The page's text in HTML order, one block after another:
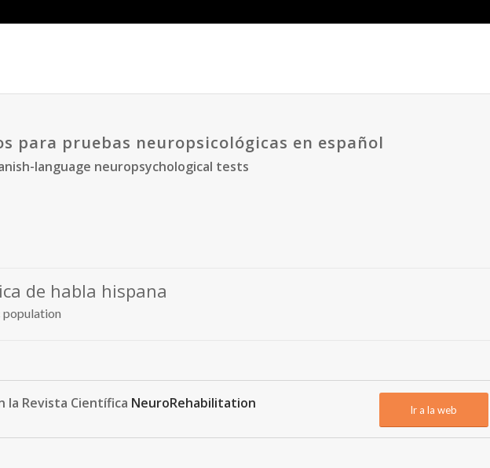
para pruebas neuropsicológicas en español
language neuropsychological tests
de habla hispana
population
la Revista Científica NeuroRehabilitation Ir a la web